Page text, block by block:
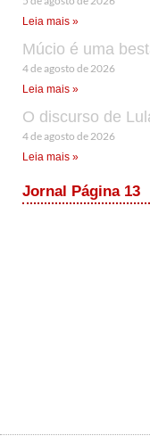
Leia mais »
Múcio é uma
4 de agosto de 2026
Leia mais »
O discurso de
4 de agosto de 2026
Leia mais »
Jornal Página 13